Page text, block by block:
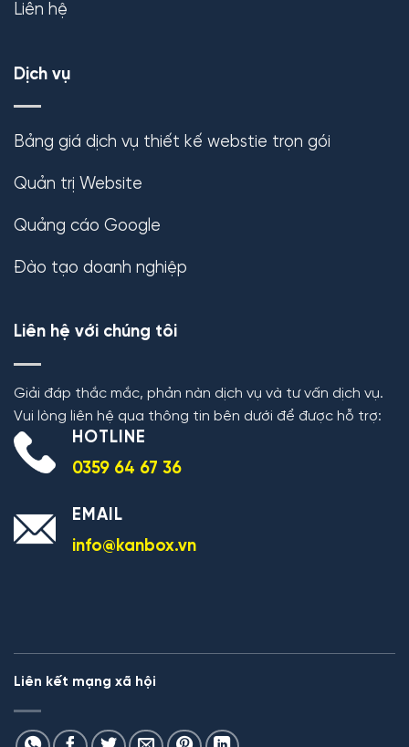
Liên hệ
Dịch vụ
Bảng giá dịch vụ thiết kế webstie trọn gói
Quản trị Website
Quảng cáo Google
Đào tạo doanh nghiệp
Liên hệ với chúng tôi
Giải đáp thắc mắc, phản nàn dịch vụ và tư vấn dịch vụ.
Vui lòng liên hệ qua thông tin bên dưới để được hỗ trợ:
HOTLINE
0359 64 67 36
EMAIL
info@kanbox.vn
Liên kết mạng xã hội